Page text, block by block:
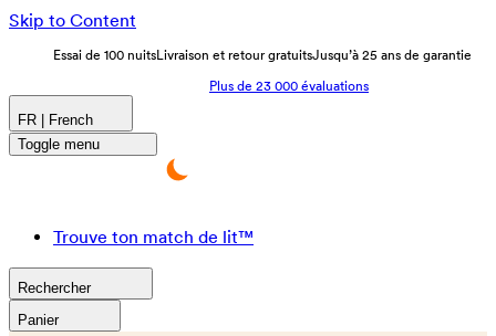
Skip to Content
Essai de 100 nuitsLivraison et retour gratuitsJusqu’à 25 ans de garantie
Plus de 23 000 évaluations
FR | French
Toggle menu
Trouve ton match de lit™
Rechercher
Panier